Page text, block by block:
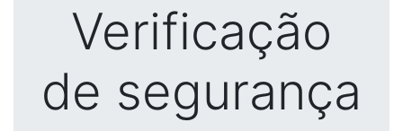
Verificação
de segurança